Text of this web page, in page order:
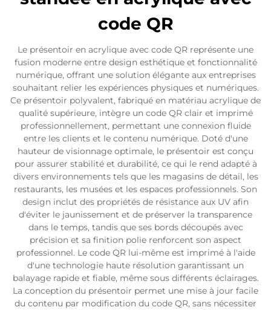
code QR
Le présentoir en acrylique avec code QR représente une
fusion moderne entre design esthétique et fonctionnalité
numérique, offrant une solution élégante aux entreprises
souhaitant relier les expériences physiques et numériques.
Ce présentoir polyvalent, fabriqué en matériau acrylique de
qualité supérieure, intègre un code QR clair et imprimé
professionnellement, permettant une connexion fluide
entre les clients et le contenu numérique. Doté d'une
hauteur de visionnage optimale, le présentoir est conçu
pour assurer stabilité et durabilité, ce qui le rend adapté à
divers environnements tels que les magasins de détail, les
restaurants, les musées et les espaces professionnels. Son
design inclut des propriétés de résistance aux UV afin
d'éviter le jaunissement et de préserver la transparence
dans le temps, tandis que ses bords découpés avec
précision et sa finition polie renforcent son aspect
professionnel. Le code QR lui-même est imprimé à l'aide
d'une technologie haute résolution garantissant un
balayage rapide et fiable, même sous différents éclairages.
La conception du présentoir permet une mise à jour facile
du contenu par modification du code QR, sans nécessiter